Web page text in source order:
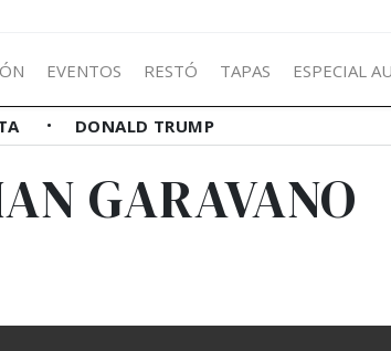
EVENTOS RESTÓ TAPAS ESPECIAL
DONALD TRUMP
GARAVANO